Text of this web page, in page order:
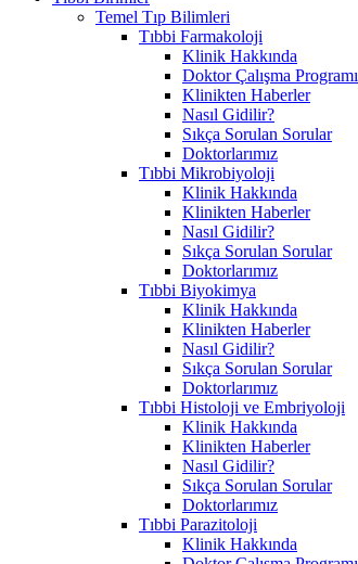
Temel Tıp Bilimleri
Tıbbi Farmakoloji
Klinik Hakkında
Doktor Çalışma Programı
Klinikten Haberler
Nasıl Gidilir?
Sıkça Sorulan Sorular
Doktorlarımız
Tıbbi Mikrobiyoloji
Klinik Hakkında
Klinikten Haberler
Nasıl Gidilir?
Sıkça Sorulan Sorular
Doktorlarımız
Tıbbi Biyokimya
Klinik Hakkında
Klinikten Haberler
Nasıl Gidilir?
Sıkça Sorulan Sorular
Doktorlarımız
Tıbbi Histoloji ve Embriyoloji
Klinik Hakkında
Klinikten Haberler
Nasıl Gidilir?
Sıkça Sorulan Sorular
Doktorlarımız
Tıbbi Parazitoloji
Klinik Hakkında